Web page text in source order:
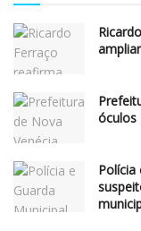
óculos
Polícia